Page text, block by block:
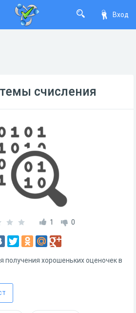
Вход
счисления
1 0
получения хорошеньких оценочек в